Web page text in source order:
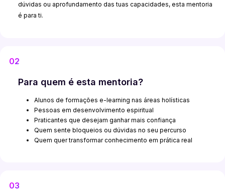
dúvidas ou aprofundamento das tuas capacidades, esta mentoria
é para ti.
02
Para quem é esta mentoria?
Alunos de formações e-learning nas áreas holísticas
Pessoas em desenvolvimento espiritual
Praticantes que desejam ganhar mais confiança
Quem sente bloqueios ou dúvidas no seu percurso
Quem quer transformar conhecimento em prática real
03